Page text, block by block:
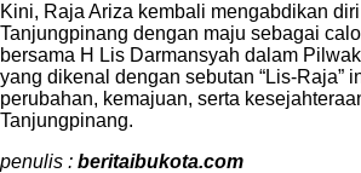
Kini, Raja Ariza kembali mengabdikan
Tanjungpinang dengan maju sebagai
bersama H Lis Darmansyah dalam
yang dikenal dengan sebutan “Lis-Raja”
perubahan, kemajuan, serta
Tanjungpinang.
penulis : beritaibukota.com